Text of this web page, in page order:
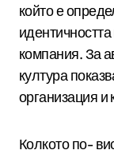
който е
компания. За
култура
организация и
Колкото по-